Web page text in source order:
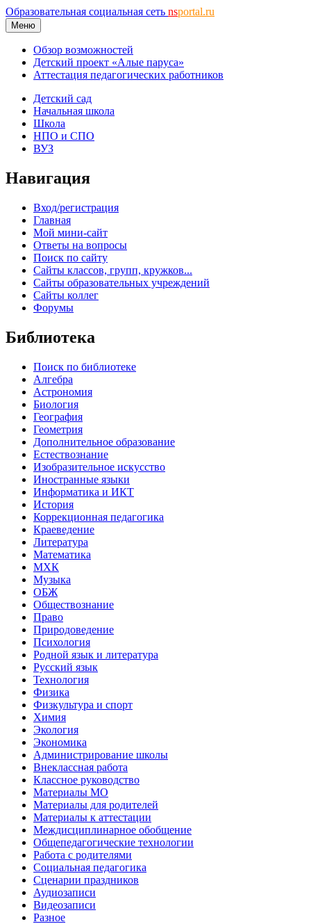
Образовательная социальная сеть nsportal.ru
Меню
Обзор возможностей
Детский проект «Алые паруса»
Аттестация педагогических работников
Детский сад
Начальная школа
Школа
НПО и СПО
ВУЗ
Навигация
Вход/регистрация
Главная
Мой мини-сайт
Ответы на вопросы
Поиск по сайту
Сайты классов, групп, кружков...
Сайты образовательных учреждений
Сайты коллег
Форумы
Библиотека
Поиск по библиотеке
Алгебра
Астрономия
Биология
География
Геометрия
Дополнительное образование
Естествознание
Изобразительное искусство
Иностранные языки
Информатика и ИКТ
История
Коррекционная педагогика
Краеведение
Литература
Математика
МХК
Музыка
ОБЖ
Обществознание
Право
Природоведение
Психология
Родной язык и литература
Русский язык
Технология
Физика
Физкультура и спорт
Химия
Экология
Экономика
Администрирование школы
Внеклассная работа
Классное руководство
Материалы МО
Материалы для родителей
Материалы к аттестации
Междисциплинарное обобщение
Общепедагогические технологии
Работа с родителями
Социальная педагогика
Сценарии праздников
Аудиозаписи
Видеозаписи
Разное